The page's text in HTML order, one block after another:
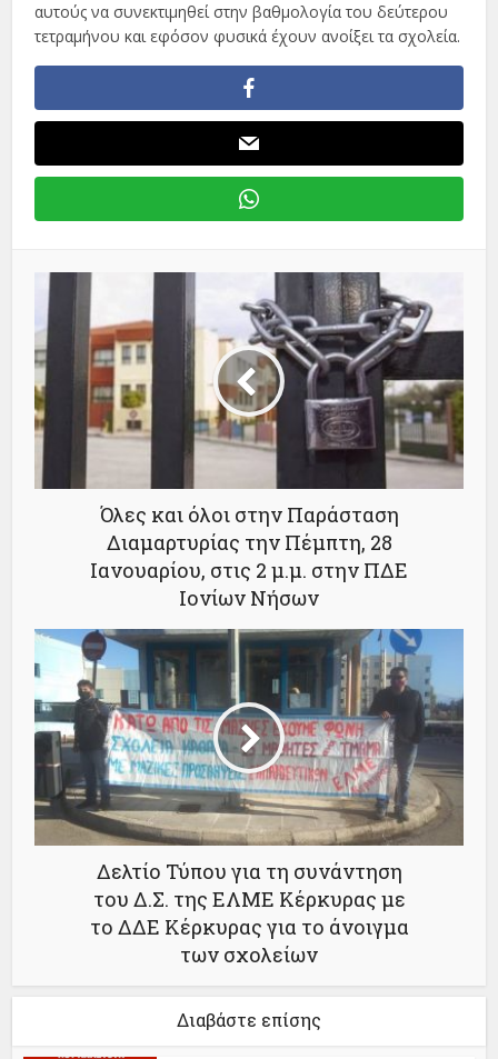
αυτούς να συνεκτιμηθεί στην βαθμολογία του δεύτερου
τετραμήνου και εφόσον φυσικά έχουν ανοίξει τα σχολεία.
Όλες και όλοι στην Παράσταση
Διαμαρτυρίας την Πέμπτη, 28
Ιανουαρίου, στις 2 μ.μ. στην ΠΔΕ
Ιονίων Νήσων
Δελτίο Τύπου για τη συνάντηση
του Δ.Σ. της ΕΛΜΕ Κέρκυρας με
το ΔΔΕ Κέρκυρας για το άνοιγμα
των σχολείων
Διαβάστε επίσης